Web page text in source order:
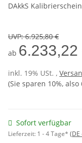
DAkkS Kalibrierschein
UVP:6.925,80 €
ab 6.233,22
inkl. 19% USt. ,
(Sie sparen 10%, also
Sofort verfügbar
Lieferzeit: 1 - 4 Tage* (DE